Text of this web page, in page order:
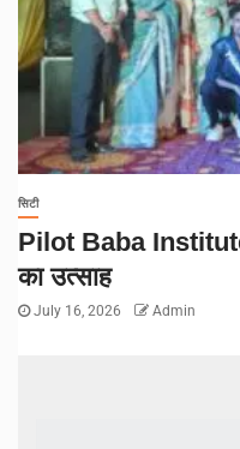
सिटी
Pilot Baba Institute
का उत्साह
July 16, 2026 Admin